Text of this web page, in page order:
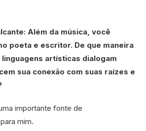
Além da música, você
poeta e escritor. De que maneira
artísticas dialogam
sua conexão com suas raízes e
importante fonte de
mim.